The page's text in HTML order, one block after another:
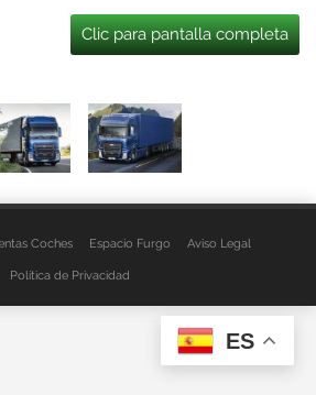
Clic para pantalla completa
Coches Espacio Furgo Aviso Legal
Política de Privacidad
ES